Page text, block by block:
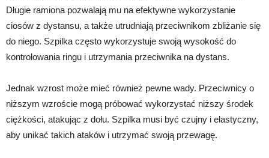
Długie ramiona pozwalają mu na efektywne wykorzystanie
ciosów z dystansu, a także utrudniają przeciwnikom zbliżanie się
do niego. Szpilka często wykorzystuje swoją wysokość do
kontrolowania ringu i utrzymania przeciwnika na dystans.
Jednak wzrost może mieć również pewne wady. Przeciwnicy o
niższym wzroście mogą próbować wykorzystać niższy środek
ciężkości, atakując z dołu. Szpilka musi być czujny i elastyczny,
aby unikać takich ataków i utrzymać swoją przewagę.